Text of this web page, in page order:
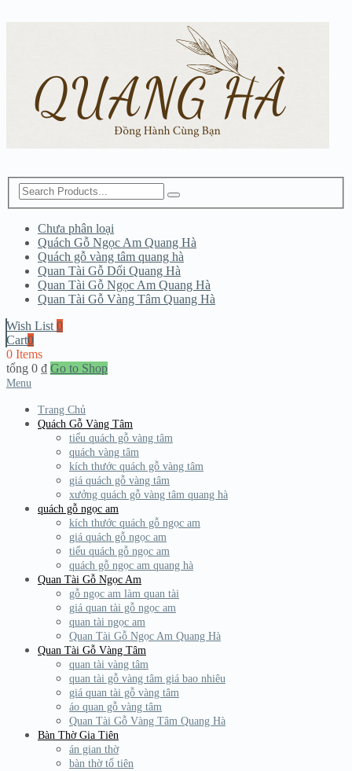
Chưa phân loại
Quách Gỗ Ngọc Am Quang Hà
Quách gỗ vàng tâm quang hà
Quan Tài Gỗ Dổi Quang Hà
Quan Tài Gỗ Ngọc Am Quang Hà
Quan Tài Gỗ Vàng Tâm Quang Hà
Wish List 0
Cart0
0 Items
tổng 0 ₫ Go to Shop
Menu
Trang Chủ
Quách Gỗ Vàng Tâm
tiểu quách gỗ vàng tâm
quách vàng tâm
kích thước quách gỗ vàng tâm
giá quách gỗ vàng tâm
xưởng quách gỗ vàng tâm quang hà
quách gỗ ngọc am
kích thước quách gỗ ngọc am
giá quách gỗ ngọc am
tiểu quách gỗ ngọc am
quách gỗ ngọc am quang hà
Quan Tài Gỗ Ngọc Am
gỗ ngọc am làm quan tài
giá quan tài gỗ ngọc am
quan tài ngọc am
Quan Tài Gỗ Ngọc Am Quang Hà
Quan Tài Gỗ Vàng Tâm
quan tài vàng tâm
quan tài gỗ vàng tâm giá bao nhiêu
giá quan tài gỗ vàng tâm
áo quan gỗ vàng tâm
Quan Tài Gỗ Vàng Tâm Quang Hà
Bàn Thờ Gia Tiên
án gian thờ
bàn thờ tổ tiên